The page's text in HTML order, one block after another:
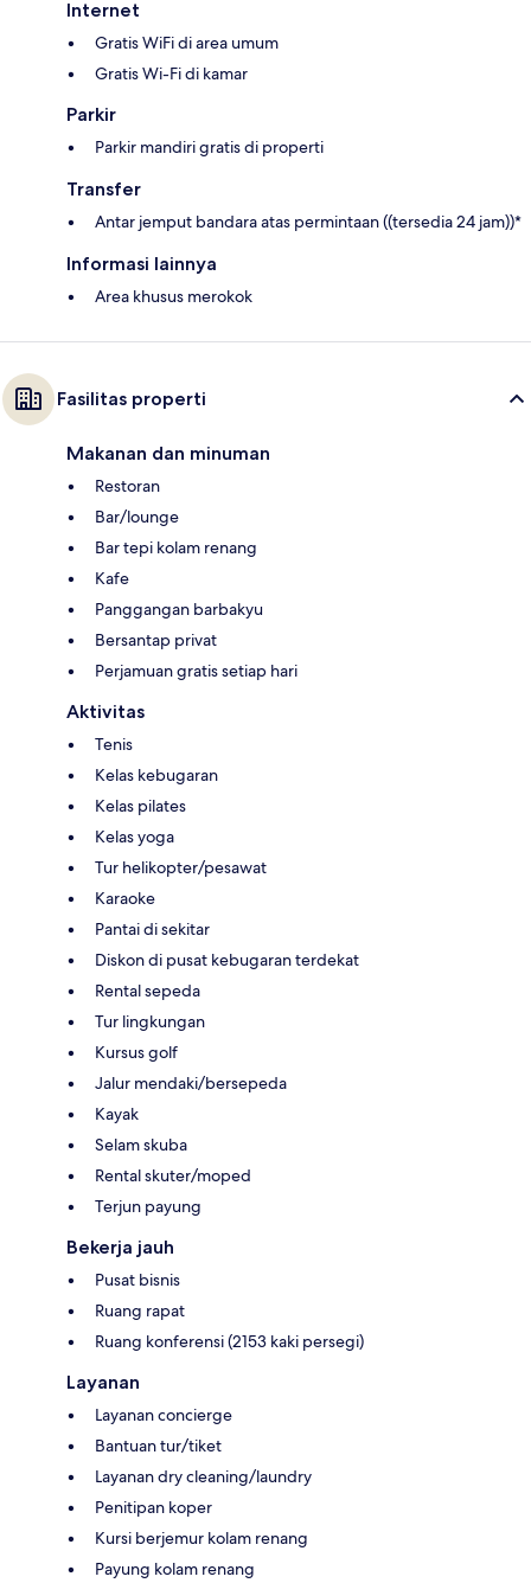
Internet
Gratis WiFi di area umum
Gratis Wi-Fi di kamar
Parkir
Parkir mandiri gratis di properti
Transfer
Antar jemput bandara atas permintaan ((tersedia 24 jam))*
Informasi lainnya
Area khusus merokok
Fasilitas properti
Makanan dan minuman
Restoran
Bar/lounge
Bar tepi kolam renang
Kafe
Panggangan barbakyu
Bersantap privat
Perjamuan gratis setiap hari
Aktivitas
Tenis
Kelas kebugaran
Kelas pilates
Kelas yoga
Tur helikopter/pesawat
Karaoke
Pantai di sekitar
Diskon di pusat kebugaran terdekat
Rental sepeda
Tur lingkungan
Kursus golf
Jalur mendaki/bersepeda
Kayak
Selam skuba
Rental skuter/moped
Terjun payung
Bekerja jauh
Pusat bisnis
Ruang rapat
Ruang konferensi (2153 kaki persegi)
Layanan
Layanan concierge
Bantuan tur/tiket
Layanan dry cleaning/laundry
Penitipan koper
Kursi berjemur kolam renang
Payung kolam renang